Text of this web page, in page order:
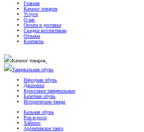
Главная
Каталог товаров
Услуги
О нас
Оплата и доставка
Скидки коллективам
Отзывы
Контакты
Каталог товаров
Танцевальная обувь
Народная обувь
Джазовки
Кроссовки танцевальные
Балетная обувь
Исторические танцы
Бальная обувь
Рок-н-ролл
Хайхилс
Аргентинское танго